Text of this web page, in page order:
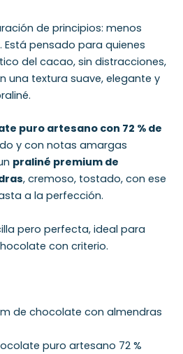
de principios: menos
pensado para quienes
del cacao, sin distracciones,
una textura suave, elegante y
puro artesano con 72 % de
y con notas amargas
praliné premium de
, cremoso, tostado, con ese
a la perfección.
pero perfecta, ideal para
con criterio.
de chocolate con almendras
puro artesano 72 %